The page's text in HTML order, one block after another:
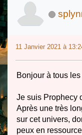
11 Janvier 2021 à
Bonjour à tous
Je suis Prophecy
Après une très
sur cet univers,
peux en